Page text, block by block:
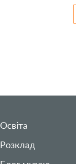
Освіта
Розклад